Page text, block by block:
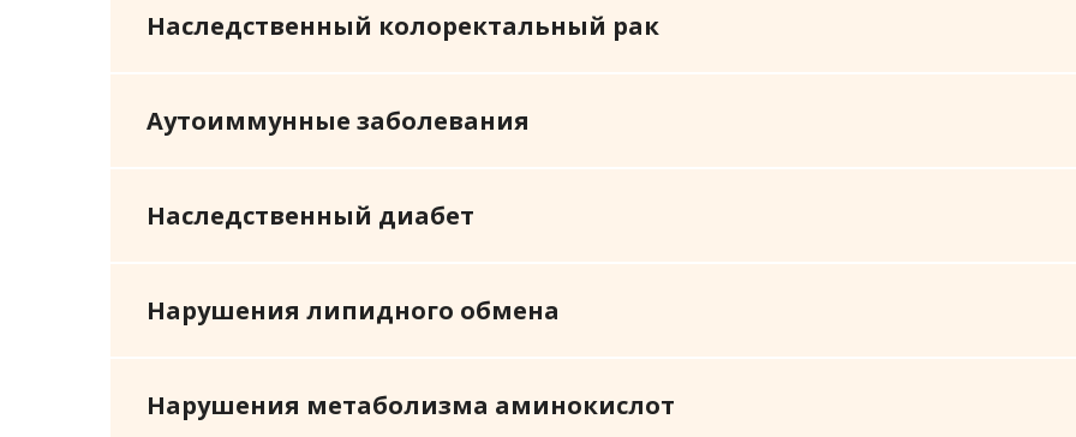
Наследственный колоректальный рак
Аутоиммунные заболевания
Наследственный диабет
Нарушения липидного обмена
Нарушения метаболизма аминокислот